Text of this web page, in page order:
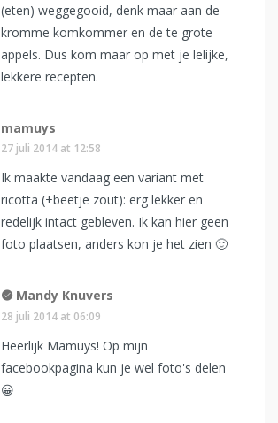
(eten) weggegooid, denk maar aan de
kromme komkommer en de te grote
appels. Dus kom maar op met je lelijke,
lekkere recepten.
mamuys
27 juli 2014 at 12:58
Ik maakte vandaag een variant met
ricotta (+beetje zout): erg lekker en
redelijk intact gebleven. Ik kan hier geen
foto plaatsen, anders kon je het zien 🙂
Mandy Knuvers
28 juli 2014 at 06:09
Heerlijk Mamuys! Op mijn
facebookpagina kun je wel foto's delen
😀